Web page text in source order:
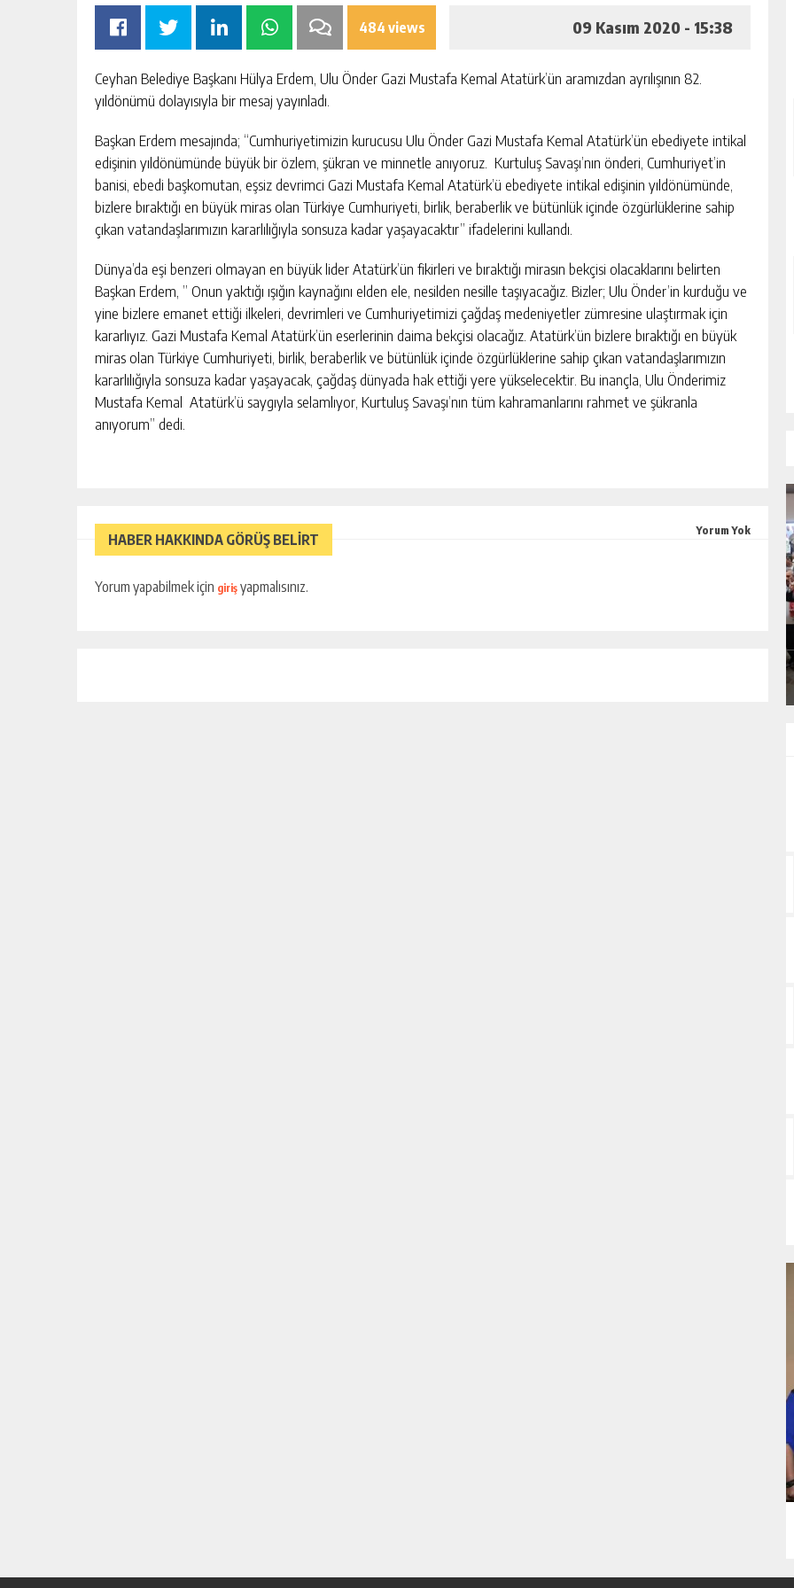
484 views 09 Kasım 2020 - 15:38
Ceyhan Belediye Başkanı Hülya Erdem, Ulu Önder Gazi Mustafa Kemal Atatürk’ün aramızdan ayrılışının 82.
yıldönümü dolayısıyla bir mesaj yayınladı.
Başkan Erdem mesajında; “Cumhuriyetimizin kurucusu Ulu Önder Gazi Mustafa Kemal Atatürk’ün ebediyete intikal
edişinin yıldönümünde büyük bir özlem, şükran ve minnetle anıyoruz. Kurtuluş Savaşı’nın önderi, Cumhuriyet’in
banisi, ebedi başkomutan, eşsiz devrimci Gazi Mustafa Kemal Atatürk’ü ebediyete intikal edişinin yıldönümünde,
bizlere bıraktığı en büyük miras olan Türkiye Cumhuriyeti, birlik, beraberlik ve bütünlük içinde özgürlüklerine sahip
çıkan vatandaşlarımızın kararlılığıyla sonsuza kadar yaşayacaktır” ifadelerini kullandı.
Dünya’da eşi benzeri olmayan en büyük lider Atatürk’ün fikirleri ve bıraktığı mirasın bekçisi olacaklarını belirten
Başkan Erdem, ” Onun yaktığı ışığın kaynağını elden ele, nesilden nesille taşıyacağız. Bizler; Ulu Önder’in kurduğu ve
yine bizlere emanet ettiği ilkeleri, devrimleri ve Cumhuriyetimizi çağdaş medeniyetler zümresine ulaştırmak için
kararlıyız. Gazi Mustafa Kemal Atatürk’ün eserlerinin daima bekçisi olacağız. Atatürk’ün bizlere bıraktığı en büyük
miras olan Türkiye Cumhuriyeti, birlik, beraberlik ve bütünlük içinde özgürlüklerine sahip çıkan vatandaşlarımızın
kararlılığıyla sonsuza kadar yaşayacak, çağdaş dünyada hak ettiği yere yükselecektir. Bu inançla, Ulu Önderimiz
Mustafa Kemal Atatürk’ü saygıyla selamlıyor, Kurtuluş Savaşı’nın tüm kahramanlarını rahmet ve şükranla
anıyorum” dedi.
HABER HAKKINDA GÖRÜŞ BELİRT
Yorum Yok
Yorum yapabilmek için giriş yapmalısınız.
GÜNGÖR GEÇER: “EKONOMIK